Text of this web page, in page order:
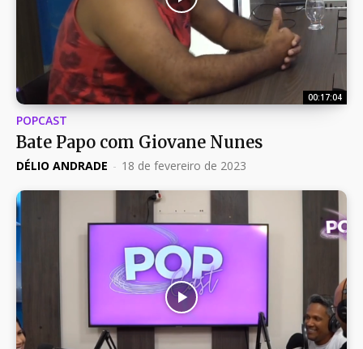
00:17:04
POPCAST
Bate Papo com Giovane Nunes
DÉLIO ANDRADE - 18 de fevereiro de 2023